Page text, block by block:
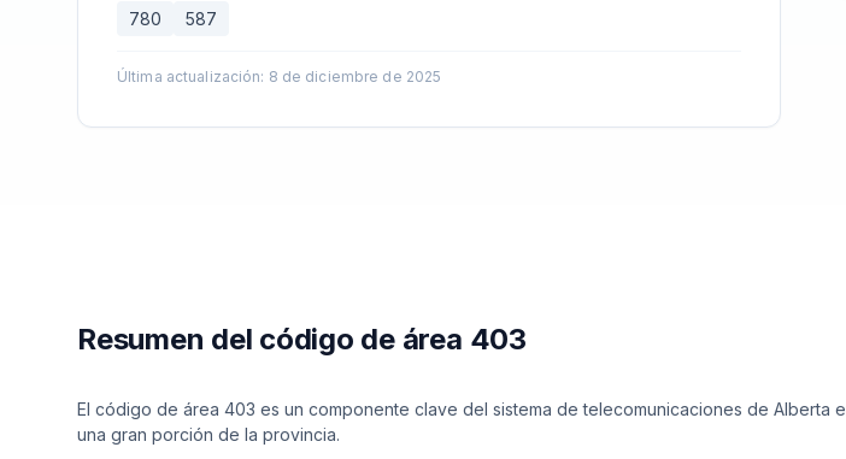
780 587
Última actualización: 8 de diciembre de 2025
Resumen del código de área 403
El código de área 403 es un componente clave del sistema de telecomunicaciones de Alberta
una gran porción de la provincia.